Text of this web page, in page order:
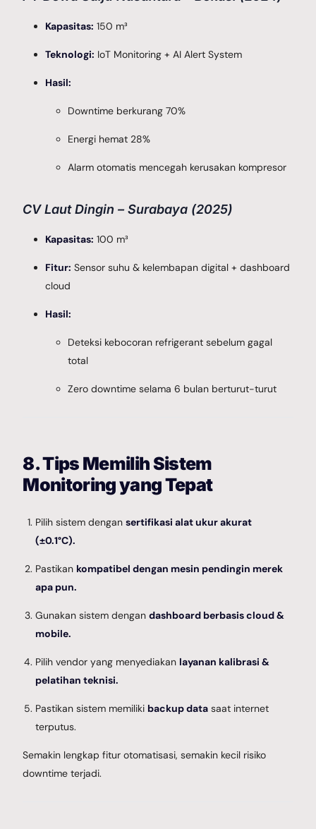
Kapasitas: 150 m³
Teknologi: IoT Monitoring + AI Alert System
Hasil:
Downtime berkurang 70%
Energi hemat 28%
Alarm otomatis mencegah kerusakan kompresor
CV Laut Dingin – Surabaya (2025)
Kapasitas: 100 m³
Fitur: Sensor suhu & kelembapan digital + dashboard
cloud
Hasil:
Deteksi kebocoran refrigerant sebelum gagal
total
Zero downtime selama 6 bulan berturut-turut
8. Tips Memilih Sistem
Monitoring yang Tepat
Pilih sistem dengansertifikasi alat ukur akurat
(±0.1°C).
Pastikan kompatibel dengan mesin pendingin merek
apa pun.
Gunakan sistem dengandashboard berbasis cloud &
mobile.
Pilih vendor yang menyediakan layanan kalibrasi &
pelatihan teknisi.
Pastikan sistem memiliki backup data saat internet
terputus.
Semakin lengkap fitur otomatisasi, semakin kecil risiko
downtime terjadi.